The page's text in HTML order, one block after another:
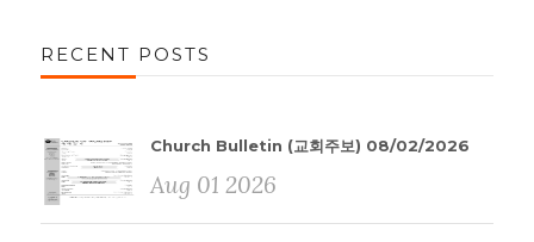
RECENT POSTS
Church Bulletin (교회주보) 08/02/2026
Aug 01 2026